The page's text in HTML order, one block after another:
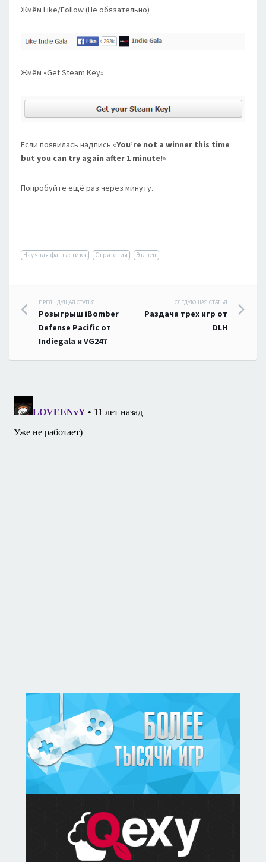
Жмём Like/Follow (Не обязательно)
Жмём «Get Steam Key»
Если появилась надпись «You’re not a winner this time
but you can try again after 1 minute!»
Попробуйте ещё раз через минуту.
Научная фантастика Стратегия Экшен
Навигация
по
записям
ПРЕДЫДУЩАЯ СТАТЬЯ
Розыгрыш iBomber
Defense Pacific от
Indiegala и VG247
СЛЕДУЮЩАЯ СТАТЬЯ
Раздача трех игр от
DLH